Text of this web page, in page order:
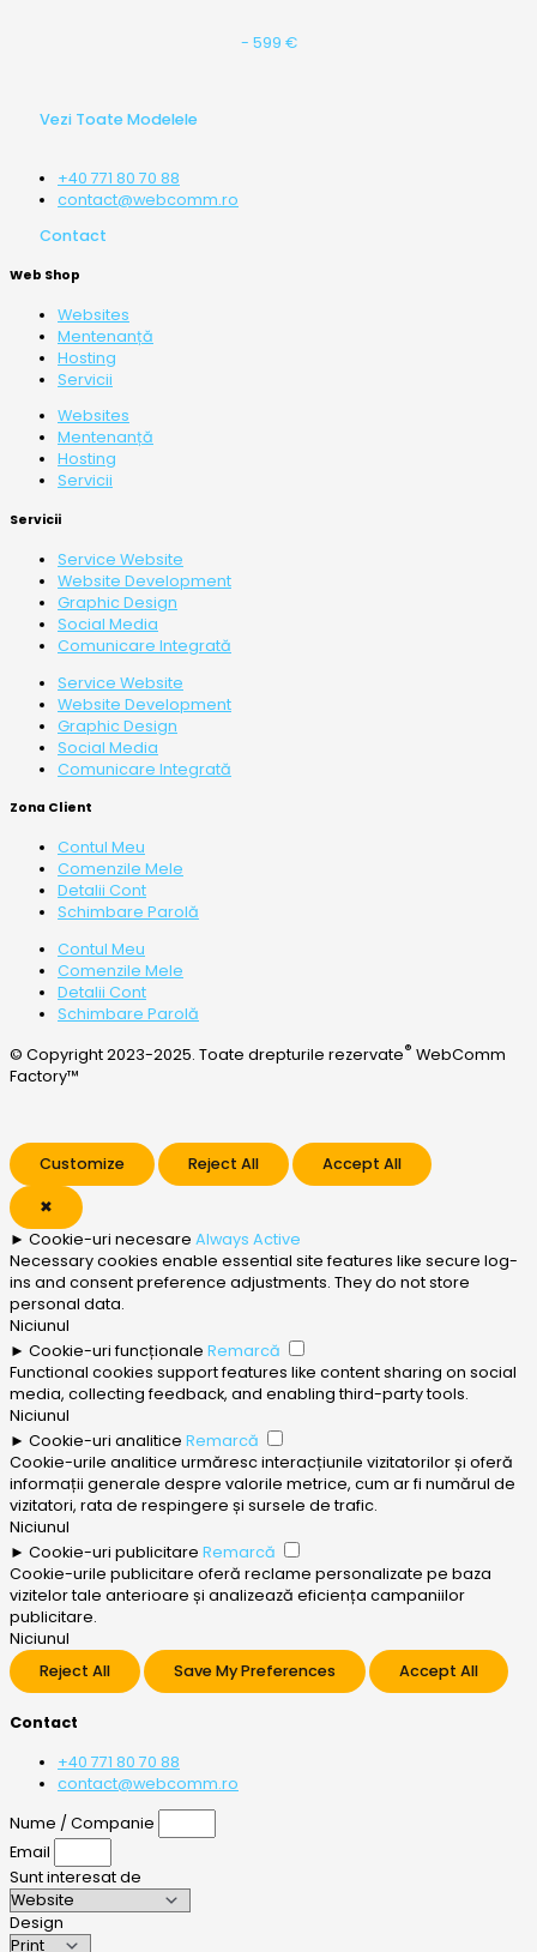
- 599 €
Vezi Toate Modelele
+40 771 80 70 88
contact@webcomm.ro
Contact
Web Shop
Websites
Mentenanță
Hosting
Servicii
Websites
Mentenanță
Hosting
Servicii
Servicii
Service Website
Website Development
Graphic Design
Social Media
Comunicare Integrată
Service Website
Website Development
Graphic Design
Social Media
Comunicare Integrată
Zona Client
Contul Meu
Comenzile Mele
Detalii Cont
Schimbare Parolă
Contul Meu
Comenzile Mele
Detalii Cont
Schimbare Parolă
© Copyright 2023-2025. Toate drepturile rezervate® WebComm
Factory™
Customize Reject All Accept All
✖
► Cookie-uri necesare Always Active
Necessary cookies enable essential site features like secure log-
ins and consent preference adjustments. They do not store
personal data.
Niciunul
► Cookie-uri funcționale Remarcă
Functional cookies support features like content sharing on social
media, collecting feedback, and enabling third-party tools.
Niciunul
► Cookie-uri analitice Remarcă
Cookie-urile analitice urmăresc interacțiunile vizitatorilor și oferă
informații generale despre valorile metrice, cum ar fi numărul de
vizitatori, rata de respingere și sursele de trafic.
Niciunul
► Cookie-uri publicitare Remarcă
Cookie-urile publicitare oferă reclame personalizate pe baza
vizitelor tale anterioare și analizează eficiența campaniilor
publicitare.
Niciunul
Reject All
Save My Preferences Accept All
Contact
+40 771 80 70 88
contact@webcomm.ro
Nume / Companie
Email
Sunt interesat de
Design